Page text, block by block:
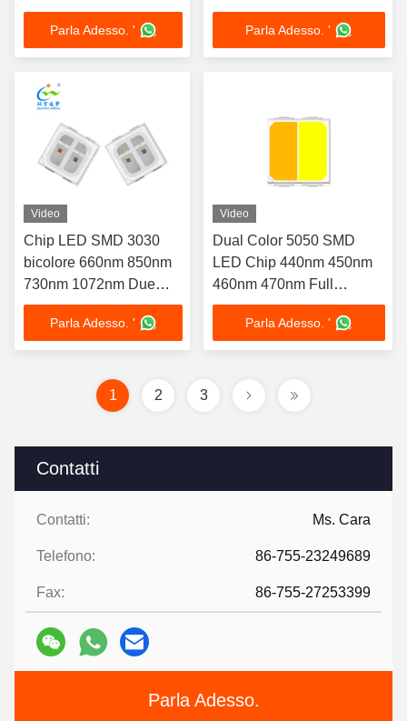
Contatti
Contatti: Ms. Cara
Telefono: 86-755-23249689
Fax: 86-755-27253399
Parla Adesso.
completo
Personalizzazione
disponibile 1W Per luce
alimentare Illuminazione
decorativa per carne
Parla Adesso. '
Spectrum Customization
Available 1W For Therapy
Mask Belt
Parla Adesso. '
Video
Chip LED SMD 3030
bicolore 660nm 850nm
730nm 1072nm Due
colori Spettro
Personalizzazione
Disponibile 1W Per
Parla Adesso. '
Video
Dual Color 5050 SMD
LED Chip 440nm 450nm
460nm 470nm Full
Spectrum Customization
Available 1W For Outdoor
portable flashlights
Parla Adesso. '
1 2 3